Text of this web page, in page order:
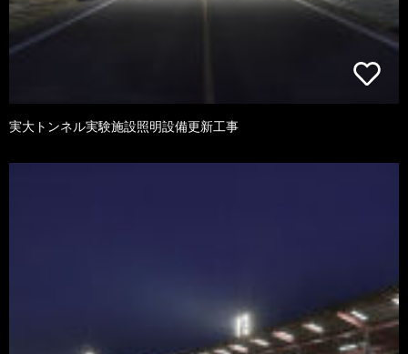
実大トンネル実験施設照明設備更新工事